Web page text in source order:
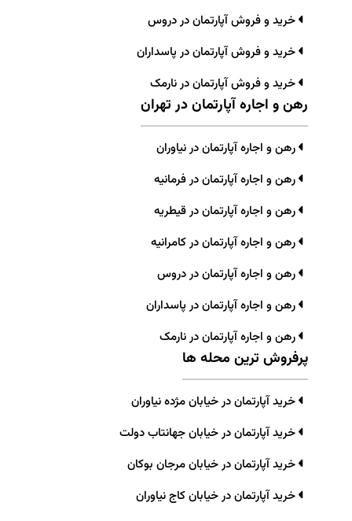
خرید و فروش آپارتمان در دروس
خرید و فروش آپارتمان در پاسداران
خرید و فروش آپارتمان در نارمک
رهن و اجاره آپارتمان در تهران
رهن و اجاره آپارتمان در نیاوران
رهن و اجاره آپارتمان در فرمانیه
رهن و اجاره آپارتمان در قیطریه
رهن و اجاره آپارتمان در کامرانیه
رهن و اجاره آپارتمان در دروس
رهن و اجاره آپارتمان در پاسداران
رهن و اجاره آپارتمان در نارمک
پرفروش ترین محله ها
خرید آپارتمان در خیابان مژده نیاوران
خرید آپارتمان در خیابان جهانتاب دولت
خرید آپارتمان در خیابان مرجان بوکان
خرید آپارتمان در خیابان کاج نیاوران